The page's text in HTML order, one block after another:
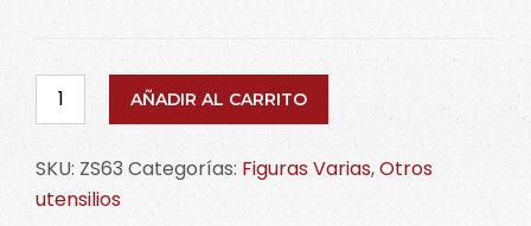
Molde
para
cannoli
ZS63
cantidad
AÑADIR AL CARRITO
SKU: ZS63Categorías: Figuras Varias,Otros
utensilios